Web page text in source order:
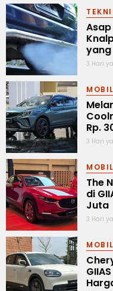
yang
3 Hari
MOBIL
Rp.
3 Hari
MOBIL
The
di
Juta
3 Hari
MOBIL